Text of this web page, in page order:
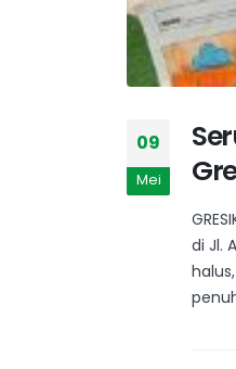
09
Mei
di Jl.